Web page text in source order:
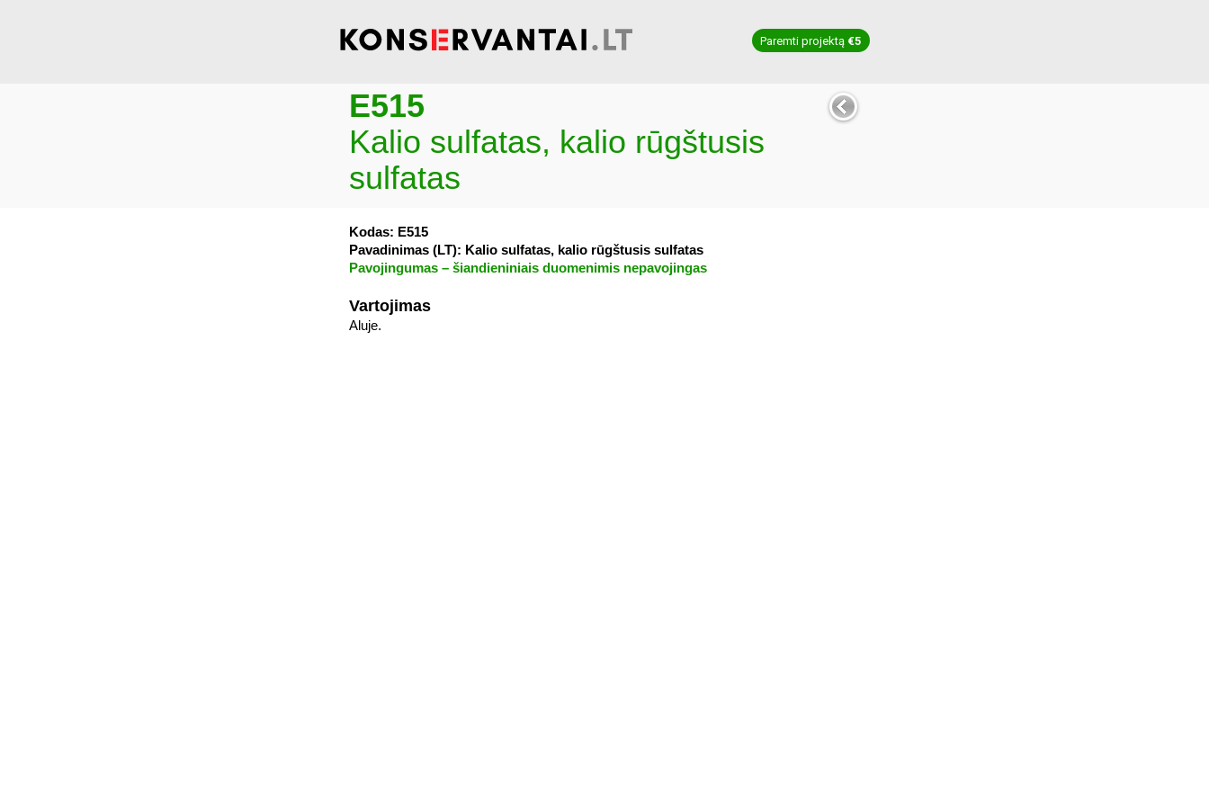
Paremti projektą €5
E515
Kalio sulfatas, kalio rūgštusis
sulfatas
Kodas: E515
Pavadinimas (LT): Kalio sulfatas, kalio rūgštusis sulfatas
Pavojingumas – šiandieniniais duomenimis nepavojingas
Vartojimas
Aluje.